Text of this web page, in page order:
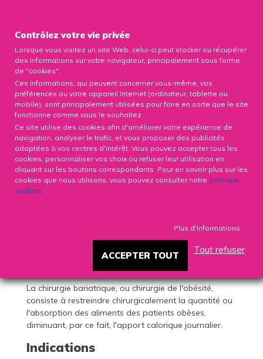
0
LA CHIRURGIE BARIATRIQUE.
LES PRINCIPAUX TYPES
D’INTERVENTIONS
24738 Vues 19/03/2020
Qu'est-ce que la chirurgie
bariatrique
La chirurgie bariatrique, ou chirurgie de l'obésité,
consiste à restreindre chirurgicalement la quantité ou
l'absorption des aliments des patients obèses,
diminuant, par ce fait, l'apport calorique journalier.
Indications
Contrôlez votre vie privée
Lorsque vous visitez un site Web, celui-ci peut stocker ou récupérer
des informations sur votre navigateur, principalement sous forme
de "cookies".
Ces informations, qui peuvent concerner vous-même, vos
préférences ou votre appareil Internet (ordinateur, tablette ou
mobile), sont principalement utilisées pour faire en sorte que le site
fonctionne comme vous le souhaitez
Ce site utilise des cookies afin d'améliorer votre expérience de
navigation, analyser le trafic, et vous proposer des publicités
adaptées à vos centres d'intérêt. Vous pouvez accepter tous les
cookies, personnaliser vos choix ou refuser leur utilisation en
cliquant sur les boutons correspondants. Pour en savoir plus sur les
cookies que nous utilisons, vous pouvez consulter notre politique
cookies.
Plus d'informations
ACCEPTER TOUT
Tout refuser